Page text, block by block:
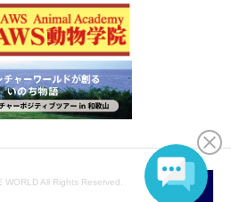
WORLD All Rights Reserved.
JA